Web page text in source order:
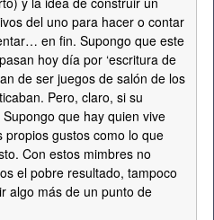
del uno para hacer o contar
en fin. Supongo que este
hoy día por ‘escritura de
de ser juegos de salón de los
Pero, claro, si su
que hay quien vive
propios gustos como lo que
Con estos mimbres no
el pobre resultado, tampoco
algo más de un punto de